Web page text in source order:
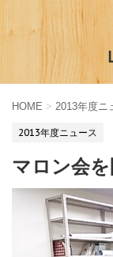
HOME > 2013年度ニ
2013年度ニュース
マロン会